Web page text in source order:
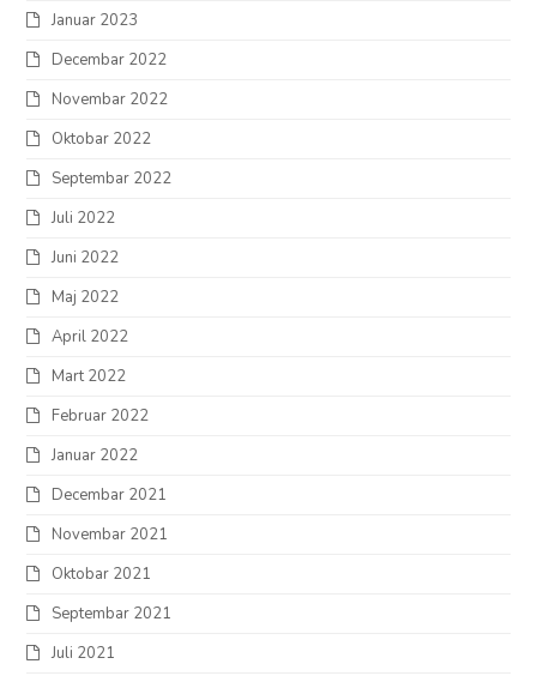
Januar 2023
Decembar 2022
Novembar 2022
Oktobar 2022
Septembar 2022
Juli 2022
Juni 2022
Maj 2022
April 2022
Mart 2022
Februar 2022
Januar 2022
Decembar 2021
Novembar 2021
Oktobar 2021
Septembar 2021
Juli 2021